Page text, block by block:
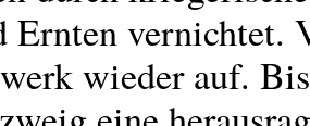
Ernten vernichtet.
wieder auf.